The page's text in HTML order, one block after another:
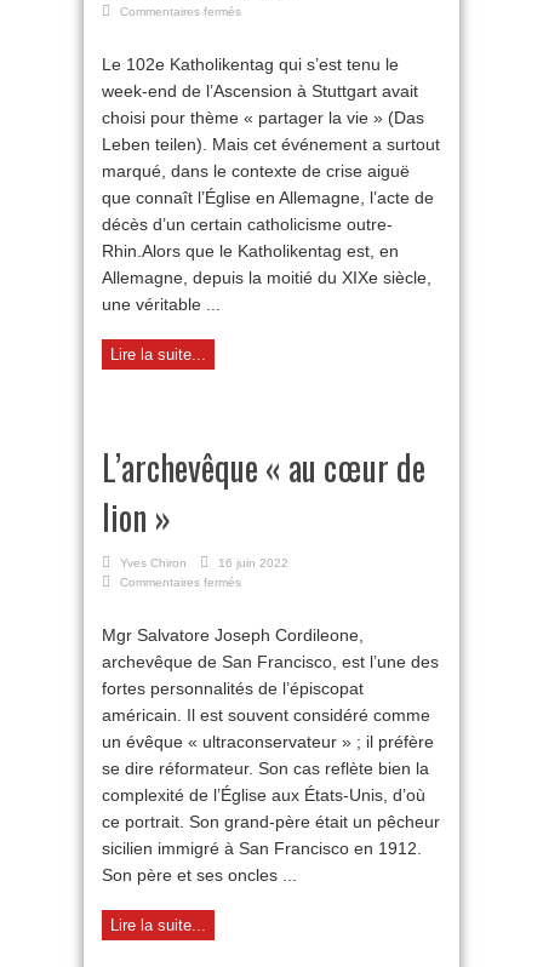
Commentaires fermés
mort
de
d’Allemagne
Le 102e Katholikentag qui s’est tenu le
week-end de l’Ascension à Stuttgart avait
choisi pour thème « partager la vie » (Das
Leben teilen). Mais cet événement a surtout
marqué, dans le contexte de crise aiguë
que connaît l’Église en Allemagne, l’acte de
décès d’un certain catholicisme outre-
Rhin.Alors que le Katholikentag est, en
Allemagne, depuis la moitié du XIXe siècle,
une véritable ...
Lire la suite...
L’archevêque « au cœur de
lion »
Yves Chiron
16 juin 2022
Commentaires fermés
cœur
de
Mgr Salvatore Joseph Cordileone,
archevêque de San Francisco, est l’une des
fortes personnalités de l’épiscopat
américain. Il est souvent considéré comme
un évêque « ultraconservateur » ; il préfère
se dire réformateur. Son cas reflète bien la
complexité de l’Église aux États-Unis, d’où
ce portrait. Son grand-père était un pêcheur
sicilien immigré à San Francisco en 1912.
Son père et ses oncles ...
Lire la suite...